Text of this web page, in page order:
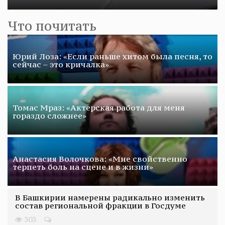
Что почитать
Юрий Лоза: «Если раньше хитом была песня, то
сейчас – это кричалка»
Томас Мраз: «Актерская работа для меня
гораздо сложнее»
Анастасия Волочкова: «Мне свойственно
терпеть боль на сцене и в жизни»
В Башкирии намерены радикально изменить
состав региональной фракции в Госдуме
303